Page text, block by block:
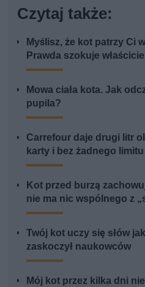
Czytaj także:
Myślisz, że kot patrzy Ci
Prawda szokuje
Mowa ciała kota. Jak
pupila?
Carrefour daje drugi litr
karty i bez żadnego limitu
Kot przed burzą
nie ma nic wspólnego z
Twój kot uczy się słów
zaskoczył naukowców
Mój kot przez kilka dni